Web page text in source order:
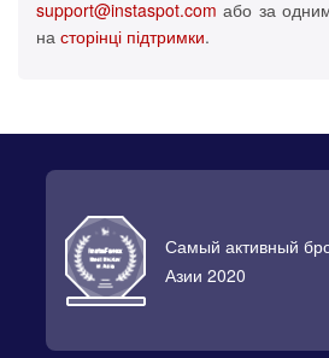
support@instaspot.com або за одним
на сторінці підтримки.
Самый активный
Азии 2020